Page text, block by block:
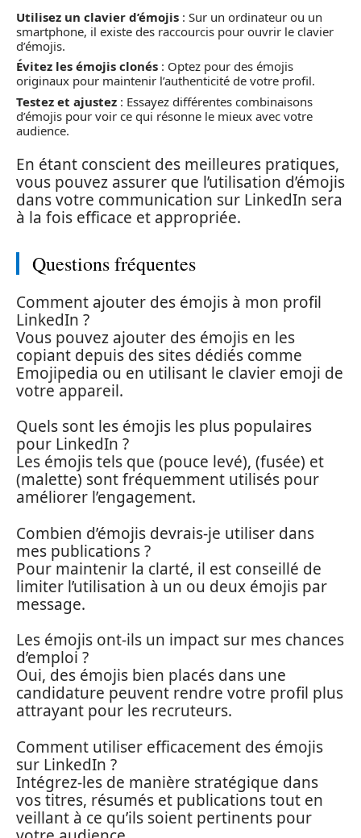
Utilisez un clavier d’émojis : Sur un ordinateur ou un
smartphone, il existe des raccourcis pour ouvrir le clavier
d’émojis.
Évitez les émojis clonés : Optez pour des émojis
originaux pour maintenir l’authenticité de votre profil.
Testez et ajustez : Essayez différentes combinaisons
d’émojis pour voir ce qui résonne le mieux avec votre
audience.
En étant conscient des meilleures pratiques,
vous pouvez assurer que l’utilisation d’émojis
dans votre communication sur LinkedIn sera
à la fois efficace et appropriée.
Questions fréquentes
Comment ajouter des émojis à mon profil
LinkedIn ?
Vous pouvez ajouter des émojis en les
copiant depuis des sites dédiés comme
Emojipedia ou en utilisant le clavier emoji de
votre appareil.
Quels sont les émojis les plus populaires
pour LinkedIn ?
Les émojis tels que (pouce levé), (fusée) et
(malette) sont fréquemment utilisés pour
améliorer l’engagement.
Combien d’émojis devrais-je utiliser dans
mes publications ?
Pour maintenir la clarté, il est conseillé de
limiter l’utilisation à un ou deux émojis par
message.
Les émojis ont-ils un impact sur mes chances
d’emploi ?
Oui, des émojis bien placés dans une
candidature peuvent rendre votre profil plus
attrayant pour les recruteurs.
Comment utiliser efficacement des émojis
sur LinkedIn ?
Intégrez-les de manière stratégique dans
vos titres, résumés et publications tout en
veillant à ce qu’ils soient pertinents pour